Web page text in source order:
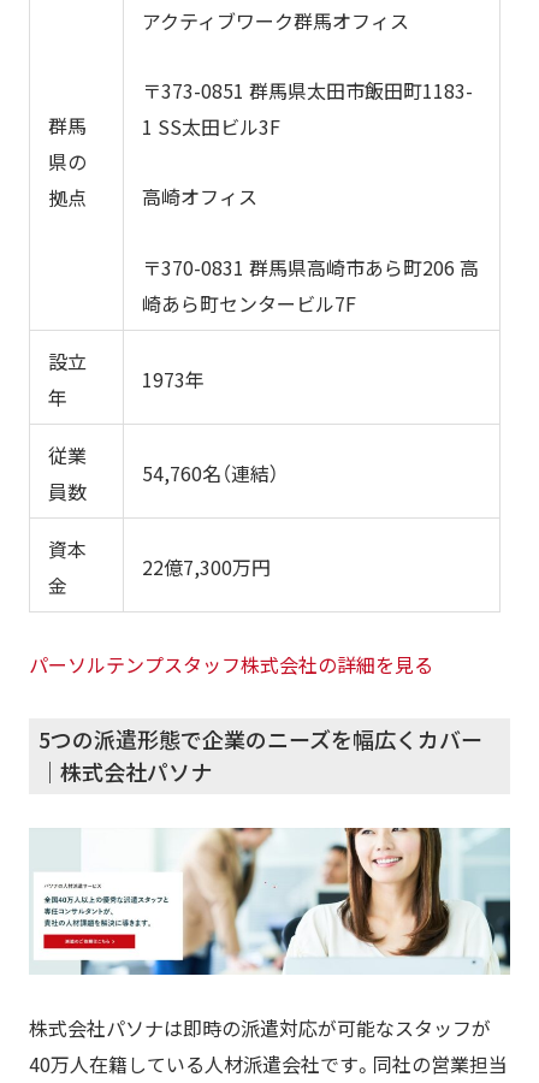
群馬
県の
拠点
アクティブワーク群馬オフィス
〒373-0851 群馬県太田市飯田町1183-
1 SS太田ビル3F
高崎オフィス
〒370-0831 群馬県高崎市あら町206 高
崎あら町センタービル7F
設立
年
1973年
従業
員数
54,760名（連結）
資本
金
22億7,300万円
パーソルテンプスタッフ株式会社の詳細を見る
5つの派遣形態で企業のニーズを幅広くカバー
｜株式会社パソナ
株式会社パソナは即時の派遣対応が可能なスタッフが
40万人在籍している人材派遣会社です。同社の営業担当